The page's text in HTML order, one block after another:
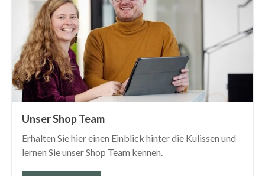
Unser Shop Team
Erhalten Sie hier einen Einblick hinter die Kulissen und
lernen Sie unser Shop Team kennen.